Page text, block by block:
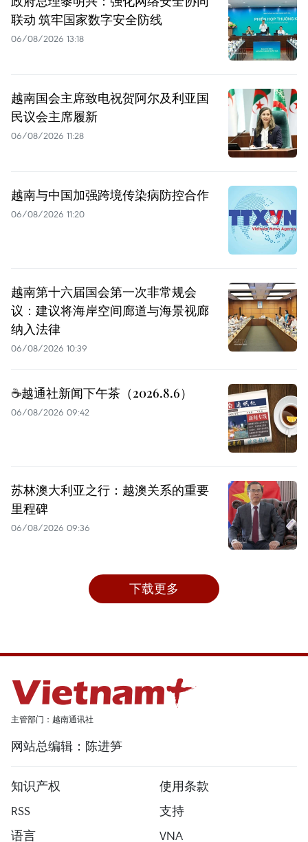
联动 筑牢国家数字安全防线
06/08/2026 13:18
越南国会主席致电祝贺阿尔及利亚国
民议会主席履新
06/08/2026 11:28
越南与中国加强跨境传染病防控合作
06/08/2026 11:20
越南第十六届国会第一次非常规会
议：建议将海岸空间廊道与海景视廊
纳入法律
06/08/2026 10:39
☕️越通社新闻下午茶（2026.8.6）
06/08/2026 09:42
苏林澳大利亚之行：越澳关系的重要
里程碑
06/08/2026 09:36
下载更多
主管部门：越南通讯社
网站总编辑：陈进笋
知识产权
使用条款
RSS
支持
语言
VNA